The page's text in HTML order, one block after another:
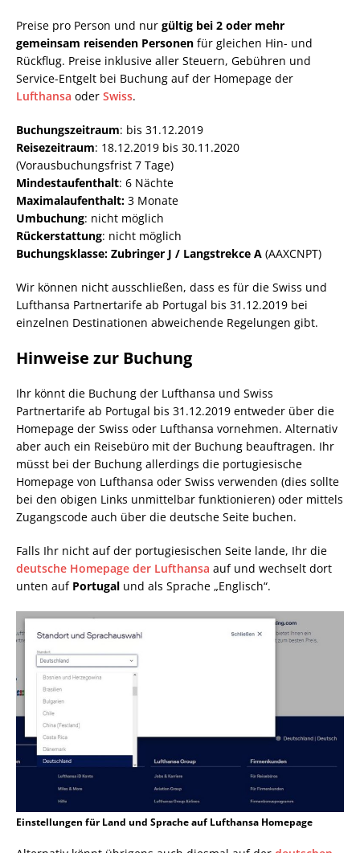
Preise pro Person und nur gültig bei 2 oder mehr
gemeinsam reisenden Personen für gleichen Hin- und
Rückflug. Preise inklusive aller Steuern, Gebühren und
Service-Entgelt bei Buchung auf der Homepage der
Lufthansa oder Swiss.
Buchungszeitraum: bis 31.12.2019
Reisezeitraum: 18.12.2019 bis 30.11.2020
(Vorausbuchungsfrist 7 Tage)
Mindestaufenthalt: 6 Nächte
Maximalaufenthalt: 3 Monate
Umbuchung: nicht möglich
Rückerstattung: nicht möglich
Buchungsklasse: Zubringer J / Langstrekce A (AAXCNPT)
Wir können nicht ausschließen, dass es für die Swiss und
Lufthansa Partnertarife ab Portugal bis 31.12.2019 bei
einzelnen Destinationen abweichende Regelungen gibt.
Hinweise zur Buchung
Ihr könnt die Buchung der Lufthansa und Swiss
Partnertarife ab Portugal bis 31.12.2019 entweder über die
Homepage der Swiss oder Lufthansa vornehmen. Alternativ
aber auch ein Reisebüro mit der Buchung beauftragen. Ihr
müsst bei der Buchung allerdings die portugiesische
Homepage von Lufthansa oder Swiss verwenden (dies sollte
bei den obigen Links unmittelbar funktionieren) oder mittels
Zugangscode auch über die deutsche Seite buchen.
Falls Ihr nicht auf der portugiesischen Seite lande, Ihr die
deutsche Homepage der Lufthansa auf und wechselt dort
unten auf Portugal und als Sprache „Englisch“.
Einstellungen für Land und Sprache auf Lufthansa Homepage